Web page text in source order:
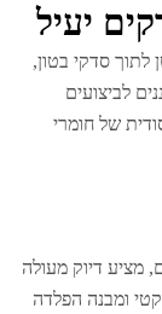
סדקי בטון,
לביצועים
של חומרי
דיוק מעולה
ומבנה הפלדה